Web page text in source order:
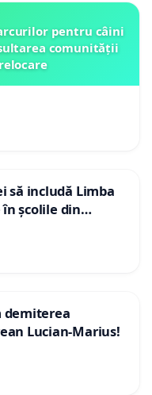
pentru câini
comunității
să includă Limba
școlile din
demiterea
Lucian-Marius!